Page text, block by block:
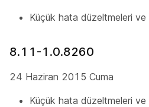
Küçük hata düzeltmeleri ve
8.11-1.0.8260
24 Haziran 2015 Cuma
Küçük hata düzeltmeleri ve